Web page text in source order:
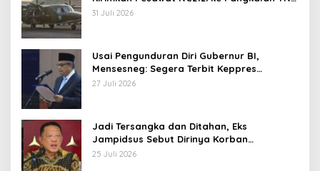
AU
31 Juli 2026
Usai Pengunduran Diri Gubernur BI,
Mensesneg: Segera Terbit Keppres
Pemberhentian dengan Hormat
27 Juli 2026
Jadi Tersangka dan Ditahan, Eks
Jampidsus Sebut Dirinya Korban
Kriminalisasi
25 Juli 2026